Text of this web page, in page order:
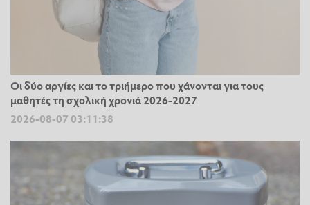
Οι δύο αργίες και το τριήμερο που χάνονται για τους
μαθητές τη σχολική χρονιά 2026-2027
2026-08-07 03:11:38